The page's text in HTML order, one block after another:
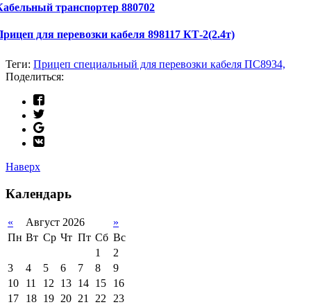
транспортер 880702
для перевозки кабеля 898117 КТ-2(2.4т)
Теги: Прицеп специальный для перевозки кабеля ПС8934,
Поделиться:
Наверх
Календарь
« Август 2026
»
Пн Вт Ср Чт Пт Сб Вс
1
2
3
4 5 6 7 8
9
10
11 12 13 14 15
16
17
18 19 20 21 22 23